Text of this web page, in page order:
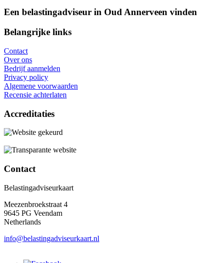
Een belastingadviseur in Oud Annerveen vinden
Belangrijke links
Contact
Over ons
Bedrijf aanmelden
Privacy policy
Algemene voorwaarden
Recensie achterlaten
Accreditaties
Contact
Belastingadviseurkaart
Meezenbroekstraat 4
9645 PG Veendam
Netherlands
info@belastingadviseurkaart.nl